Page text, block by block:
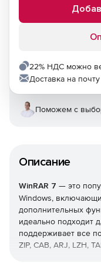
Описание
WinRAR 7 — это
Windows,
дополнительных
идеально подходит
поддерживает все
ZIP, CAB, ARJ, LZH,
22% НДС можно
Доставка на
Поможем с